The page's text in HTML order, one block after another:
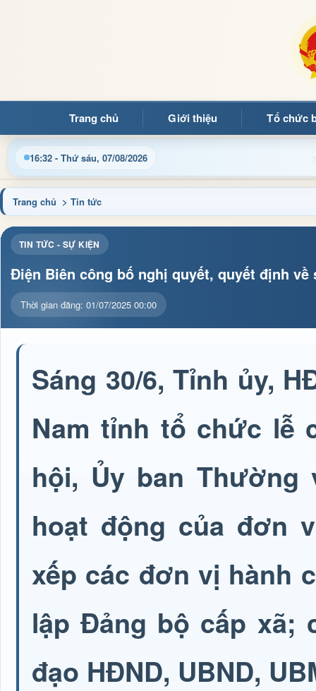
Trang chủ Giới thiệu Tổ chức
16:32 - Thứ sáu, 07/08/2026
Chào mừng quý bạn đọc đến với Trang thông tin
Trang chủ > Tin tức
TIN TỨC - SỰ KIỆN
Điện Biên công bố nghị quyết, quyết định
Thời gian đăng: 01/07/2025 00:00
Sáng 30/6, Tỉnh ủy,
Nam tỉnh tổ chức lễ
hội, Ủy ban
hoạt động của đơn
xếp các đơn vị hành
lập Đảng bộ cấp xã;
đạo HĐND, UBND,